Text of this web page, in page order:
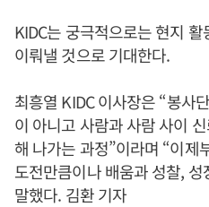
KIDC는 궁극적으로는 현지
이뤄낼 것으로 기대한다.
최흥열 KIDC 이사장은 “봉사
이 아니고 사람과 사람 사이
해 나가는 과정”이라며 “이제
도전만큼이나 배움과 성찰,
말했다. 김환 기자